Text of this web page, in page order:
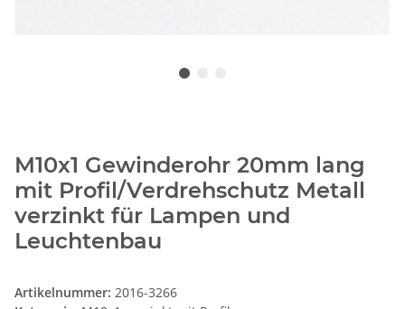
M10x1 Gewinderohr 20mm lang
mit Profil/Verdrehschutz Metall
verzinkt für Lampen und
Leuchtenbau
Artikelnummer: 2016-3266